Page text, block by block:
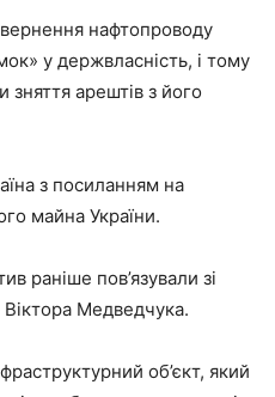
нафтопроводу
у держвласність, і тому
зняття арештів з його
з посиланням на
майна України.
раніше пов’язували зі
Медведчука.
об’єкт, який